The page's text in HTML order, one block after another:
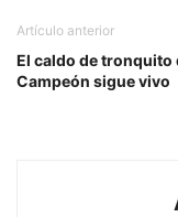
Artículo anterior
El caldo de tronquito
Campeón sigue vivo